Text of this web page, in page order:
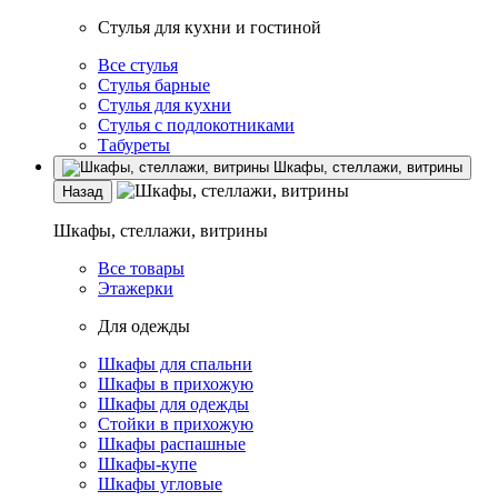
Стулья для кухни и гостиной
Все стулья
Стулья барные
Стулья для кухни
Стулья с подлокотниками
Табуреты
Шкафы, стеллажи, витрины
Назад
Шкафы, стеллажи, витрины
Все товары
Этажерки
Для одежды
Шкафы для спальни
Шкафы в прихожую
Шкафы для одежды
Стойки в прихожую
Шкафы распашные
Шкафы-купе
Шкафы угловые